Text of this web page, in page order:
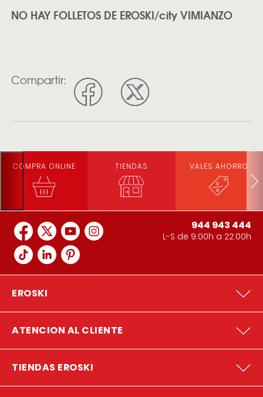
NO HAY FOLLETOS DE EROSKI/city VIMIANZO
Compartir:
COMPRA ONLINE TIENDAS VALES AHORRO
944 943 444
L-S de 9:00h a 22:00h
EROSKI
ATENCION AL CLIENTE
TIENDAS EROSKI